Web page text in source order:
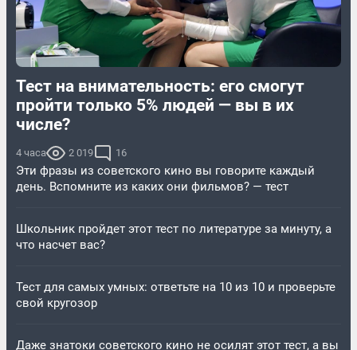
Тест на внимательность: его смогут
пройти только 5% людей — вы в их
числе?
4 часа 2 019 16
Эти фразы из советского кино вы говорите каждый
день. Вспомните из каких они фильмов? — тест
Школьник пройдет этот тест по литературе за минуту, а
что насчет вас?
Тест для самых умных: ответьте на 10 из 10 и проверьте
свой кругозор
Даже знатоки советского кино не осилят этот тест, а вы